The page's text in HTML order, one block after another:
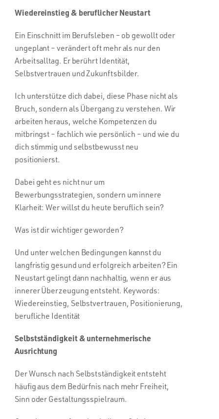
Wiedereinstieg & beruflicher Neustart
Ein Einschnitt im Berufsleben – ob gewollt oder
ungeplant – verändert oft mehr als nur den
Arbeitsalltag. Er berührt Identität,
Selbstvertrauen und Zukunftsbilder.
Ich unterstütze dich dabei, diese Phase nicht als
Bruch, sondern als Übergang zu verstehen. Wir
arbeiten heraus, welche Kompetenzen du
mitbringst – fachlich wie persönlich – und wie du
dich stimmig und selbstbewusst neu
positionierst.
Dabei geht es nicht nur um
Bewerbungsstrategien, sondern um innere
Klarheit: Wer willst du heute beruflich sein?
Was ist dir wichtiger geworden?
Und unter welchen Bedingungen kannst du
langfristig gesund und erfolgreich arbeiten? Ein
Neustart gelingt dann nachhaltig, wenn er aus
innerer Überzeugung entsteht. Keywords:
Wiedereinstieg, Selbstvertrauen, Positionierung,
berufliche Identität
Selbstständigkeit & unternehmerische
Ausrichtung
Der Wunsch nach Selbstständigkeit entsteht
häufig aus dem Bedürfnis nach mehr Freiheit,
Sinn oder Gestaltungsspielraum.